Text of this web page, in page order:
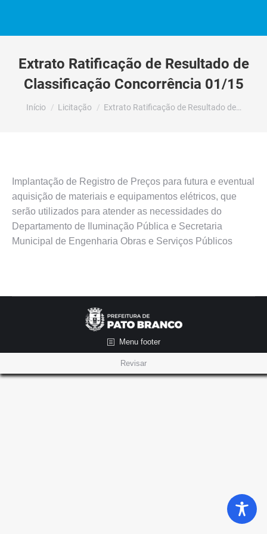
Extrato Ratificação de Resultado de
Classificação Concorrência 01/15
Você está aqui:
Início Licitação Extrato Ratificação de Resultado de…
Implantação de Registro de Preços para futura e eventual
aquisição de materiais e equipamentos elétricos, que
serão utilizados para atender as necessidades do
Departamento de Iluminação Pública e Secretaria
Municipal de Engenharia Obras e Serviços Públicos
Menu footer
Revisar